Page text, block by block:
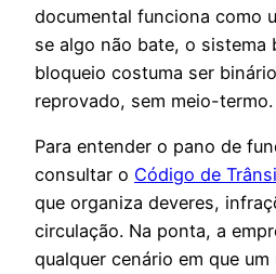
documental funciona como
se algo não bate, o sistema
bloqueio costuma ser
reprovado, sem meio-termo.
Para entender o pano de
consultar o Código de
que organiza deveres,
circulação. Na ponta, a
qualquer cenário em que